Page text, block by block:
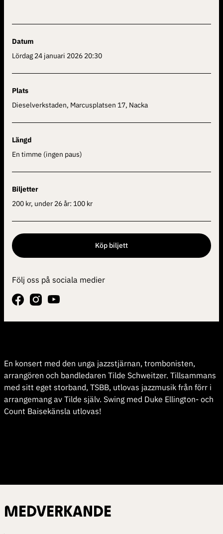
Datum
lördag 24 januari 2026 20:30
Plats
Dieselverkstaden, Marcusplatsen 17, Nacka
Längd
en timme (ingen paus)
Biljetter
200 kr, under 26 år: 100 kr
Köp biljett
Följ oss på sociala medier
En konsert med den unga jazzstjärnan, trombonisten,
arrangören och bandledaren Tilde Schweitzer. Tillsammans
med sitt eget storband, TSBB, utlovas jazzmusik från förr i
arrangemang av Tilde själv. Swing med Duke Ellington- och
Count Baisekänsla utlovas!
MEDVERKANDE